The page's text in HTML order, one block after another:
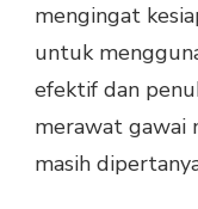
mengingat
untuk
efektif dan
merawat gawai
masih